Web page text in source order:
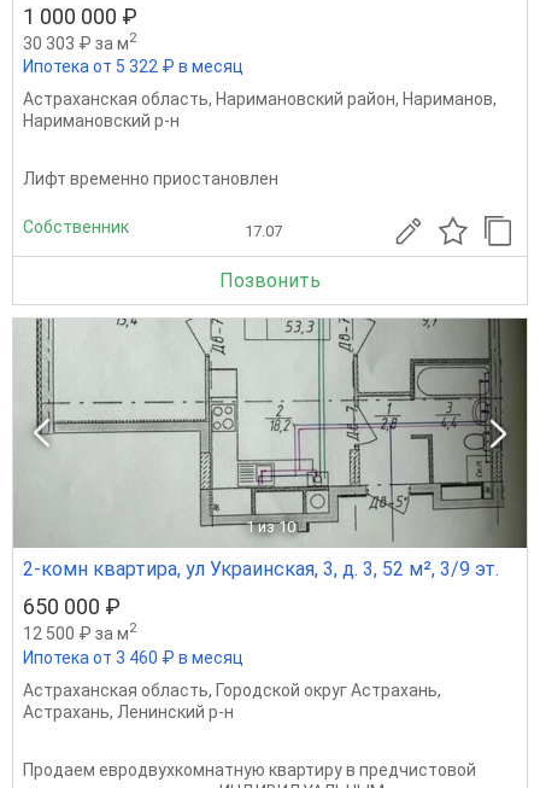
1 000 000 ₽
30 303 ₽ за м2
Ипотека от 5 322 ₽ в месяц
Астраханская область, Наримановский район, Нариманов,
Наримановский р-н
Лифт временно приостановлен
Собственник 17.07
Позвонить
1 из 10
2-комн квартира, ул Украинская, 3, д. 3, 52 м², 3/9 эт.
650 000 ₽
12 500 ₽ за м2
Ипотека от 3 460 ₽ в месяц
Астраханская область, Городской округ Астрахань,
Астрахань, Ленинский р-н
Продаем евродвухкомнатную квартиру в предчистовой